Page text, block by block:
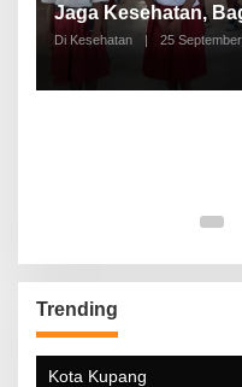
Jaga Kesehatan,
Di Kesehatan | 25
Trending
Kota Kupang